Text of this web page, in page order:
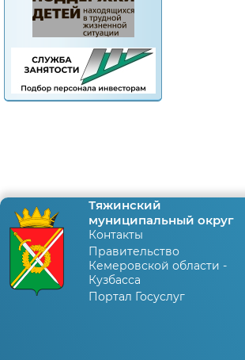
Тяжинский
муниципальный округ
Контакты
Правительство
Кемеровской области -
Кузбасса
Портал Госуслуг